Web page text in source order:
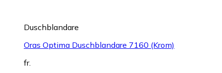
Duschblandare
Oras Optima Duschblandare 7160 (Krom)
fr.